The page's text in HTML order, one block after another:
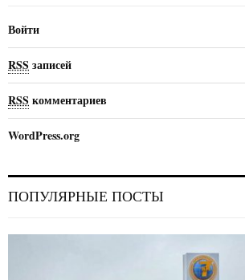
Войти
RSS записей
RSS комментариев
WordPress.org
ПОПУЛЯРНЫЕ ПОСТЫ